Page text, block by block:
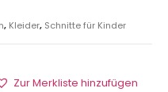
, Kleider, Schnitte für Kinder
Zur Merkliste hinzufügen